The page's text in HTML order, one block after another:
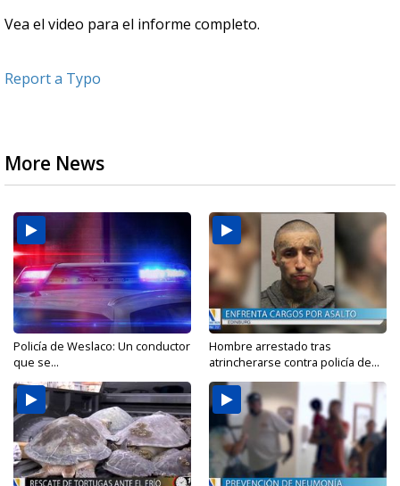
Vea el video para el informe completo.
Report a Typo
More News
Policía de Weslaco: Un conductor
que se...
Hombre arrestado tras
atrincherarse contra policía de...